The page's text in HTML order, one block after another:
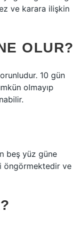
ve karara ilişkin
OLUR?
10 gün
olmayıp
beş yüz güne
öngörmektedir ve